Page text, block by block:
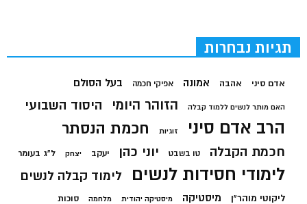
תגיות נבחרות
אדם סיני אהבה אמונה אפיקי חכמה בעל הסולם
האם מותר לנשים ללמוד קבלה הזוהר היומי היסוד השבועי
הרב אדם סיני זוגיות חכמת הנסתר
חכמת הקבלה טו בשבט יוני כהן יעקב יצחק ל"ג בעומר
לימודי חסידות לנשים לימוד קבלה לנשים
ליקוטי מוהר"ן מיסטיקה מיסטיקה יהודית מלחמה סוכות